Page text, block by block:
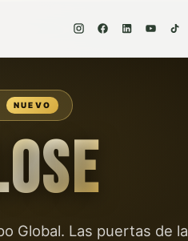
NUEVO
Global. Las puertas de la